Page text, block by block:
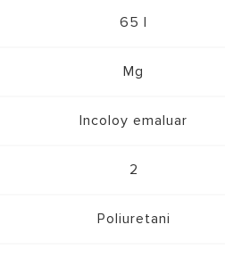
65 l
Mg
Incoloy emaluar
2
Poliuretani